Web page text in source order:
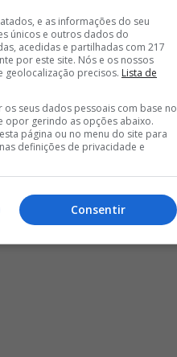
e as informações do seu
únicos e outros dados do
acedidas e partilhadas com 217
por este site. Nós e os nossos
precisos. Lista de
seus dados pessoais com base no
opor gerindo as opções abaixo.
página ou no menu do site para
definições de privacidade e
Consentir